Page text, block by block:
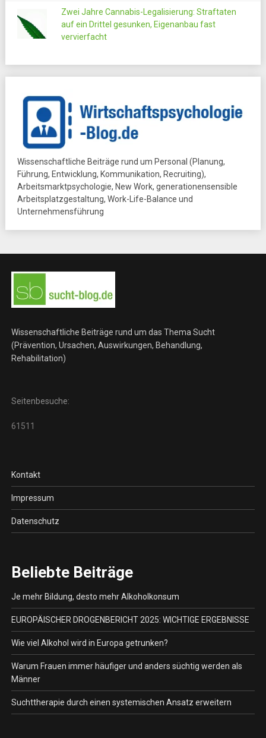
Zwei Jahre Cannabis-Legalisierung: Straftaten
auf ein Drittel gesunken, Eigenanbau fast
vervierfacht
Wissenschaftliche Beiträge rund um Personal (Planung,
Führung, Entwicklung, Kommunikation, Recruiting),
Arbeitsmarktpsychologie, New Work, generationensensible
Arbeitsplatzgestaltung, Work-Life-Balance und
Unternehmensführung
Wissenschaftliche Beiträge rund um das Thema Sucht
(Prävention, Ursachen, Auswirkungen, Behandlung,
Rehabilitation)
Seitenbesuche:
61511
Kontakt
Impressum
Datenschutz
Beliebte Beiträge
Je mehr Bildung, desto mehr Alkoholkonsum
EUROPÄISCHER DROGENBERICHT 2025: WICHTIGE ERGEBNISSE
Wie viel Alkohol wird in Europa getrunken?
Warum Frauen immer häufiger und anders süchtig werden als
Männer
Suchttherapie durch einen systemischen Ansatz erweitern